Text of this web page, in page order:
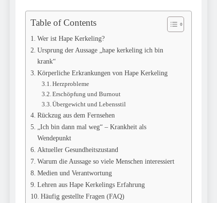
Table of Contents
Wer ist Hape Kerkeling?
Ursprung der Aussage „hape kerkeling ich bin
krank“
Körperliche Erkrankungen von Hape Kerkeling
Herzprobleme
Erschöpfung und Burnout
Übergewicht und Lebensstil
Rückzug aus dem Fernsehen
„Ich bin dann mal weg“ – Krankheit als
Wendepunkt
Aktueller Gesundheitszustand
Warum die Aussage so viele Menschen interessiert
Medien und Verantwortung
Lehren aus Hape Kerkelings Erfahrung
Häufig gestellte Fragen (FAQ)